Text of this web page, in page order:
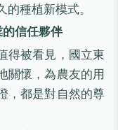
種植新模式。
信任夥伴
得被看見，國立東
關懷，為農友的用
，都是對自然的尊